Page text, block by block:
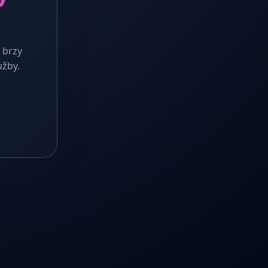
brzy